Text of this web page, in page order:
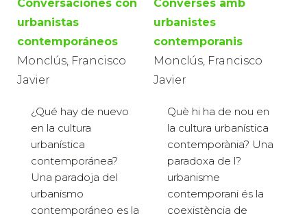
Conversaciones con
urbanistas
contemporáneos
Monclús, Francisco
Javier
¿Qué hay de nuevo
en la cultura
urbanística
contemporánea?
Una paradoja del
urbanismo
contemporáneo es la
Converses amb
urbanistes
contemporanis
Monclús, Francisco
Javier
Què hi ha de nou en
la cultura urbanística
contemporània? Una
paradoxa de l?
urbanisme
contemporani és la
coexistència de